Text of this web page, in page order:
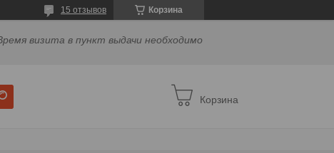
Корзина
15 отзывов
визита в пункт выдачи необходимо
Корзина